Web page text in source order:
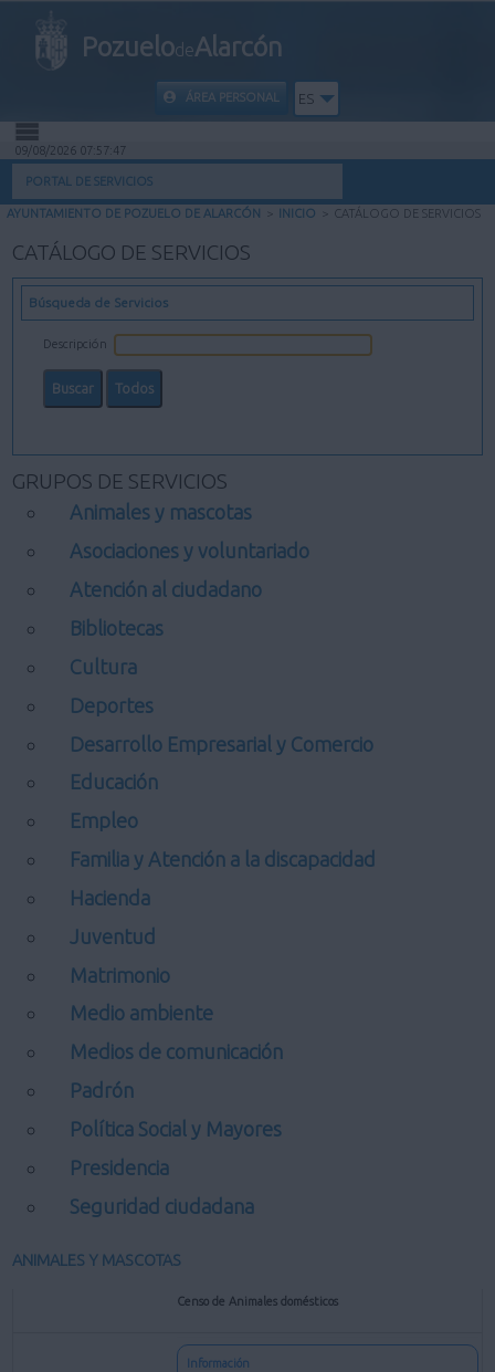
PozuelodeAlarcón
ÁREA PERSONAL ES
INICIO
MI CARPETA
INFORMACIÓN MUNICIPAL
09/08/2026 07:57:48
PORTAL DE SERVICIOS
AYUNTAMIENTO DE POZUELO DE ALARCÓN > INICIO > CATÁLOGO DE SERVICIOS
CATÁLOGO DE SERVICIOS
Búsqueda de Servicios
Descripción
GRUPOS DE SERVICIOS
Animales y mascotas
Asociaciones y voluntariado
Atención al ciudadano
Bibliotecas
Cultura
Deportes
Desarrollo Empresarial y Comercio
Educación
Empleo
Familia y Atención a la discapacidad
Hacienda
Juventud
Matrimonio
Medio ambiente
Medios de comunicación
Padrón
Política Social y Mayores
Presidencia
Seguridad ciudadana
ANIMALES Y MASCOTAS
Censo de Animales domésticos
Información